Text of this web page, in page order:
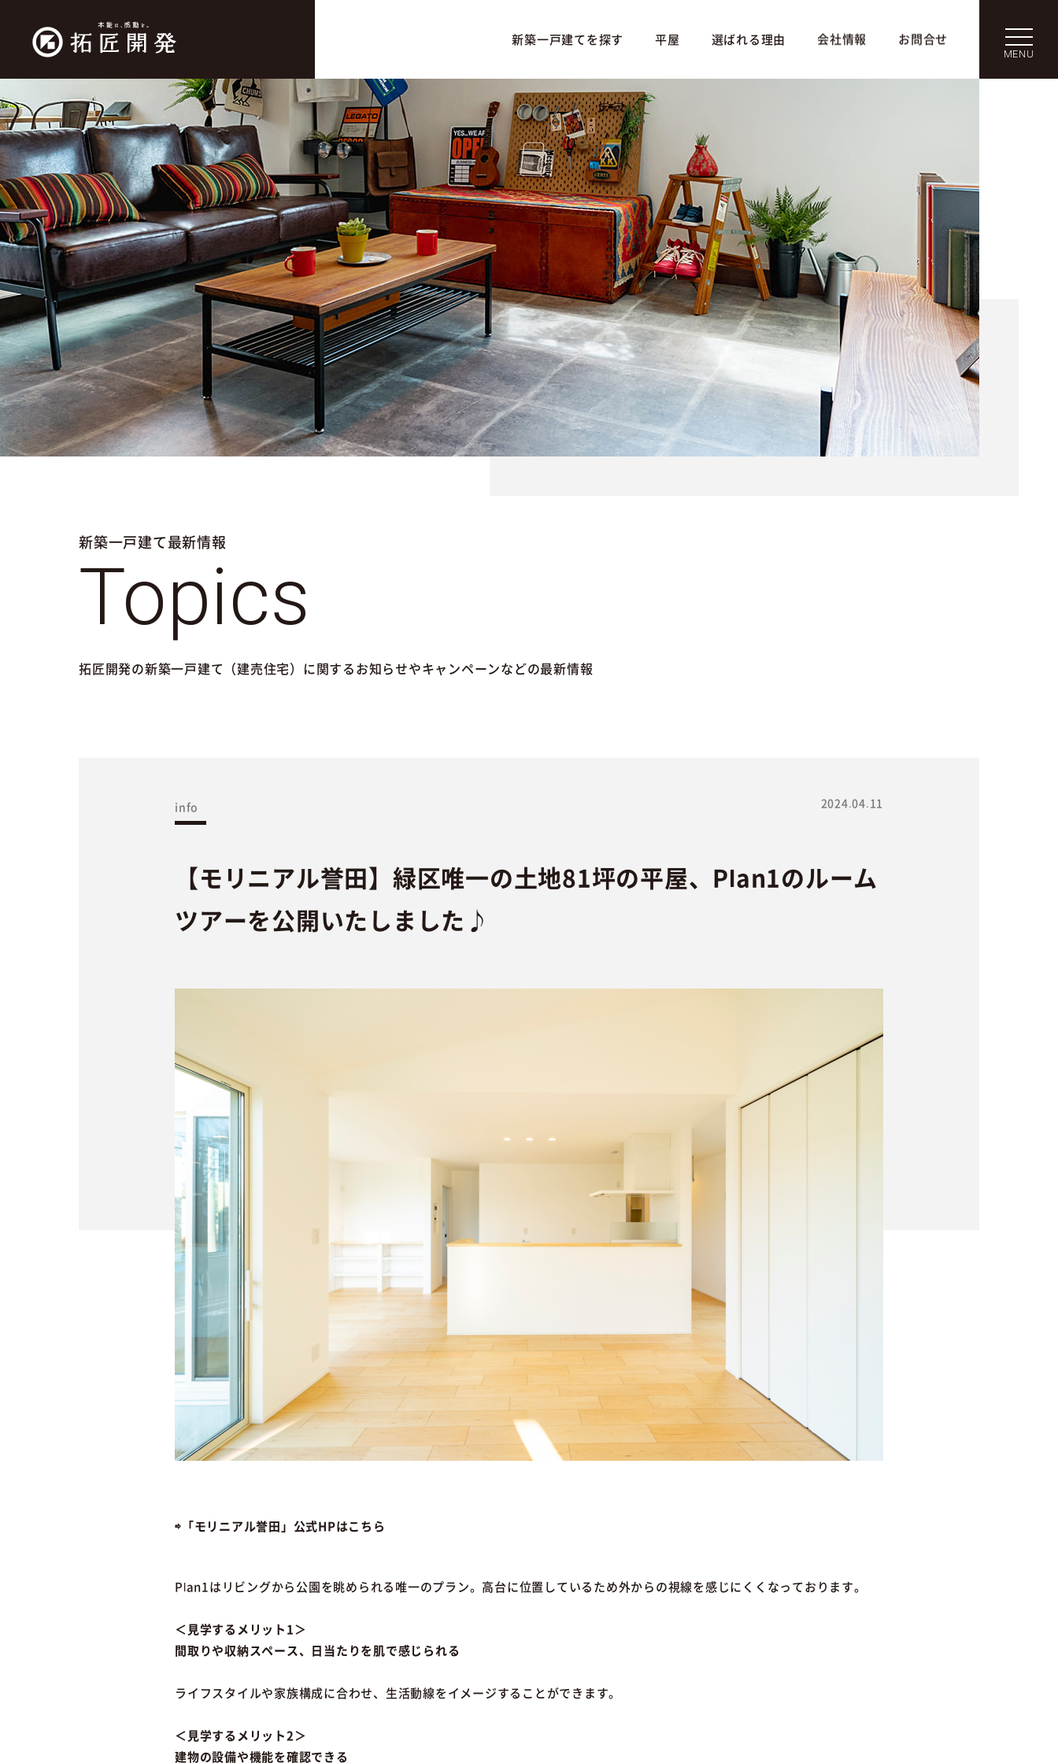
新築一戸建てを探す 平屋 選ばれる理由 会社情報 お問合せ
MENU
新築一戸建て最新情報
Topics
拓匠開発の新築一戸建て（建売住宅）に関するお知らせやキャンペーンなどの最新情報
info 2024.04.11
【モリニアル誉田】緑区唯一の土地81坪の平屋、Plan1のルーム
ツアーを公開いたしました♪
⇨「モリニアル誉田」公式HPはこちら
Plan1はリビングから公園を眺められる唯一のプラン。高台に位置しているため外からの視線を感じにくくなっております。
＜見学するメリット1＞
間取りや収納スペース、日当たりを肌で感じられる
ライフスタイルや家族構成に合わせ、生活動線をイメージすることができます。
＜見学するメリット2＞
建物の設備や機能を確認できる